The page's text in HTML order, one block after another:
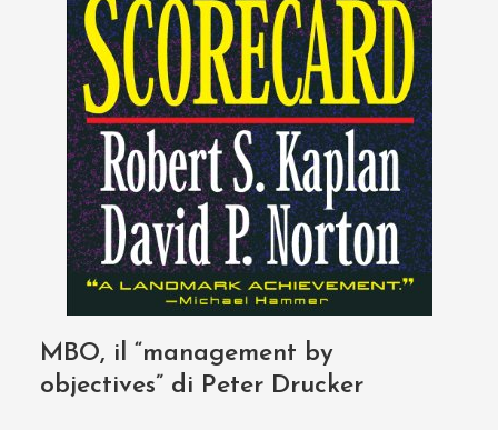
MBO, il “management by
objectives” di Peter Drucker